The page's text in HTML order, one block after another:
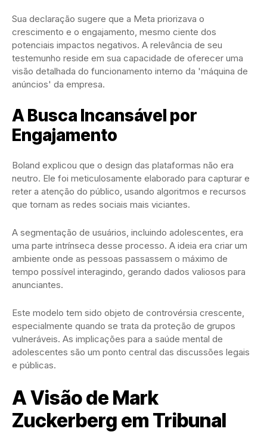
Sua declaração sugere que a Meta priorizava o
crescimento e o engajamento, mesmo ciente dos
potenciais impactos negativos. A relevância de seu
testemunho reside em sua capacidade de oferecer uma
visão detalhada do funcionamento interno da 'máquina de
anúncios' da empresa.
A Busca Incansável por
Engajamento
Boland explicou que o design das plataformas não era
neutro. Ele foi meticulosamente elaborado para capturar e
reter a atenção do público, usando algoritmos e recursos
que tornam as redes sociais mais viciantes.
A segmentação de usuários, incluindo adolescentes, era
uma parte intrínseca desse processo. A ideia era criar um
ambiente onde as pessoas passassem o máximo de
tempo possível interagindo, gerando dados valiosos para
anunciantes.
Este modelo tem sido objeto de controvérsia crescente,
especialmente quando se trata da proteção de grupos
vulneráveis. As implicações para a saúde mental de
adolescentes são um ponto central das discussões legais
e públicas.
A Visão de Mark
Zuckerberg em Tribunal